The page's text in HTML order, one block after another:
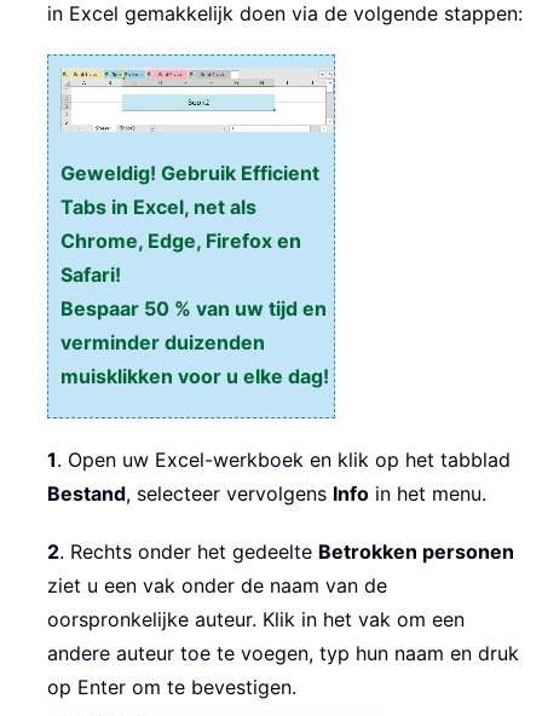
in Excel gemakkelijk doen via de volgende stappen:
Geweldig! Gebruik Efficient
Tabs in Excel, net als
Chrome, Edge, Firefox en
Safari!
Bespaar 50 % van uw tijd en
verminder duizenden
muisklikken voor u elke dag!
1. Open uw Excel-werkboek en klik op het tabblad
Bestand, selecteer vervolgens Info in het menu.
2. Rechts onder het gedeelte Betrokken personen
ziet u een vak onder de naam van de
oorspronkelijke auteur. Klik in het vak om een
andere auteur toe te voegen, typ hun naam en druk
op Enter om te bevestigen.